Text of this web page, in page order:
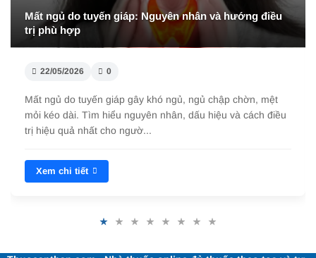
Các yếu tố ảnh hưởng đến giấc ngủ làm giảm chất
lượng ngủ
22/05/2026 0
Các yếu tố ảnh hưởng đến giấc ngủ như stress, điện thoại,
thức khuya có thể làm giảm chất lượng ngủ. Tìm hiểu mức
độ ảnh hưởng, cách cải ...
Xem chi tiết